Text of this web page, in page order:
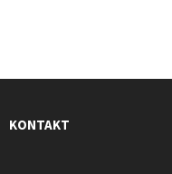
KONTAKT